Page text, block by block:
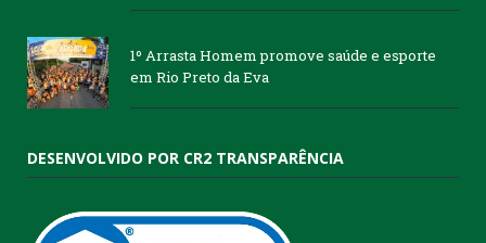
1º Arrasta Homem promove saúde e esporte
em Rio Preto da Eva
DESENVOLVIDO POR CR2 TRANSPARÊNCIA